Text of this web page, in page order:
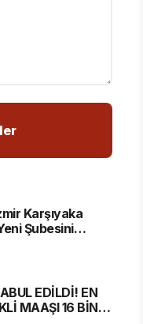
Karşıyaka
Şubesini
EDİLDİ! EN
MAAŞI 16 BİN